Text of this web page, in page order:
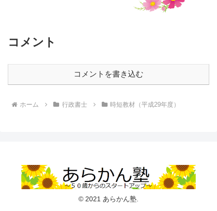
コメント
コメントを書き込む
ホーム 行政書士 時短教材（平成29年度）
© 2021 あらかん塾.